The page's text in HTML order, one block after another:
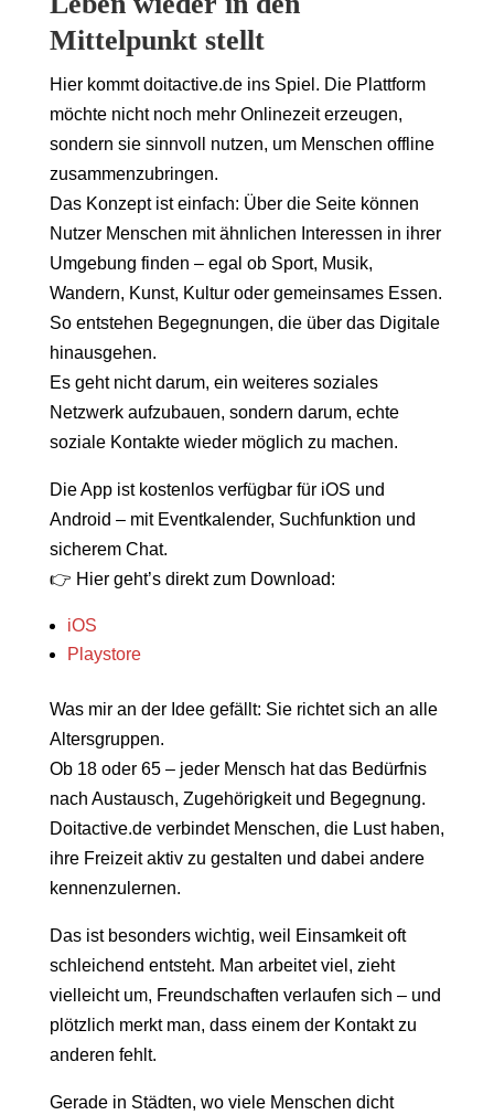
Mittelpunkt stellt
Hier kommt doitactive.de ins Spiel. Die Plattform
möchte nicht noch mehr Onlinezeit erzeugen,
sondern sie sinnvoll nutzen, um Menschen offline
zusammenzubringen.
Das Konzept ist einfach: Über die Seite können
Nutzer Menschen mit ähnlichen Interessen in ihrer
Umgebung finden – egal ob Sport, Musik,
Wandern, Kunst, Kultur oder gemeinsames Essen.
So entstehen Begegnungen, die über das Digitale
hinausgehen.
Es geht nicht darum, ein weiteres soziales
Netzwerk aufzubauen, sondern darum, echte
soziale Kontakte wieder möglich zu machen.
Die App ist kostenlos verfügbar für iOS und
Android – mit Eventkalender, Suchfunktion und
sicherem Chat.
👉 Hier geht’s direkt zum Download:
iOS
Playstore
Was mir an der Idee gefällt: Sie richtet sich an alle
Altersgruppen.
Ob 18 oder 65 – jeder Mensch hat das Bedürfnis
nach Austausch, Zugehörigkeit und Begegnung.
Doitactive.de verbindet Menschen, die Lust haben,
ihre Freizeit aktiv zu gestalten und dabei andere
kennenzulernen.
Das ist besonders wichtig, weil Einsamkeit oft
schleichend entsteht. Man arbeitet viel, zieht
vielleicht um, Freundschaften verlaufen sich – und
plötzlich merkt man, dass einem der Kontakt zu
anderen fehlt.
Gerade in Städten, wo viele Menschen dicht